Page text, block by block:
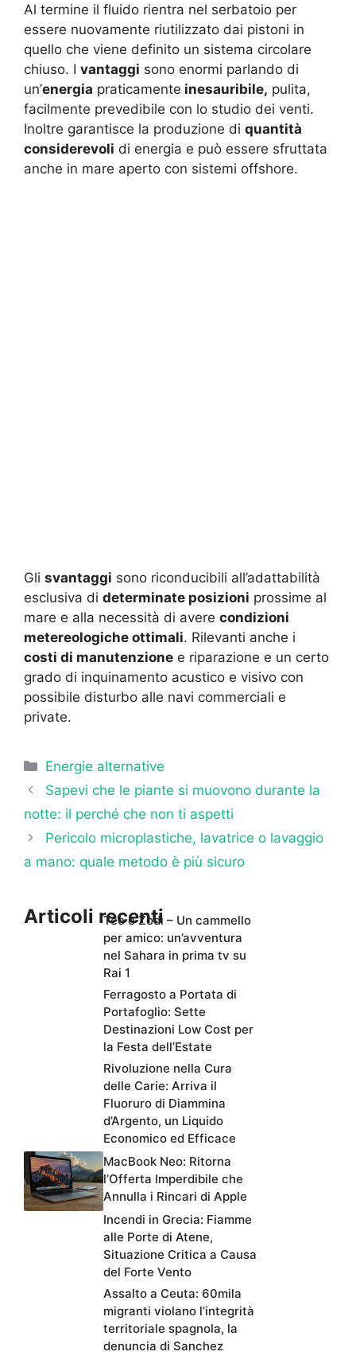
Al termine il fluido rientra nel serbatoio per
essere nuovamente riutilizzato dai pistoni in
quello che viene definito un sistema circolare
chiuso. I vantaggi sono enormi parlando di
un’energia praticamente inesauribile, pulita,
facilmente prevedibile con lo studio dei venti.
Inoltre garantisce la produzione di quantità
considerevoli di energia e può essere sfruttata
anche in mare aperto con sistemi offshore.
Gli svantaggi sono riconducibili all’adattabilità
esclusiva di determinate posizioni prossime al
mare e alla necessità di avere condizioni
metereologiche ottimali. Rilevanti anche i
costi di manutenzione e riparazione e un certo
grado di inquinamento acustico e visivo con
possibile disturbo alle navi commerciali e
private.
Categorie
Energie alternative
Sapevi che le piante si muovono durante la
notte: il perché che non ti aspetti
Pericolo microplastiche, lavatrice o lavaggio
a mano: quale metodo è più sicuro
Articoli recentiTeo e Zodì – Un cammello
per amico: un’avventura
nel Sahara in prima tv su
Rai 1
Ferragosto a Portata di
Portafoglio: Sette
Destinazioni Low Cost per
la Festa dell’Estate
Rivoluzione nella Cura
delle Carie: Arriva il
Fluoruro di Diammina
d’Argento, un Liquido
Economico ed Efficace
MacBook Neo: Ritorna
l’Offerta Imperdibile che
Annulla i Rincari di Apple
Incendi in Grecia: Fiamme
alle Porte di Atene,
Situazione Critica a Causa
del Forte Vento
Assalto a Ceuta: 60mila
migranti violano l’integrità
territoriale spagnola, la
denuncia di Sanchez